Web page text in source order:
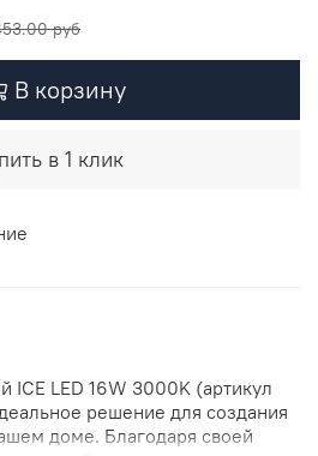
руб
В корзину
в 1 клик
ICE LED 16W 3000K (артикул
решение для создания
доме. Благодаря своей